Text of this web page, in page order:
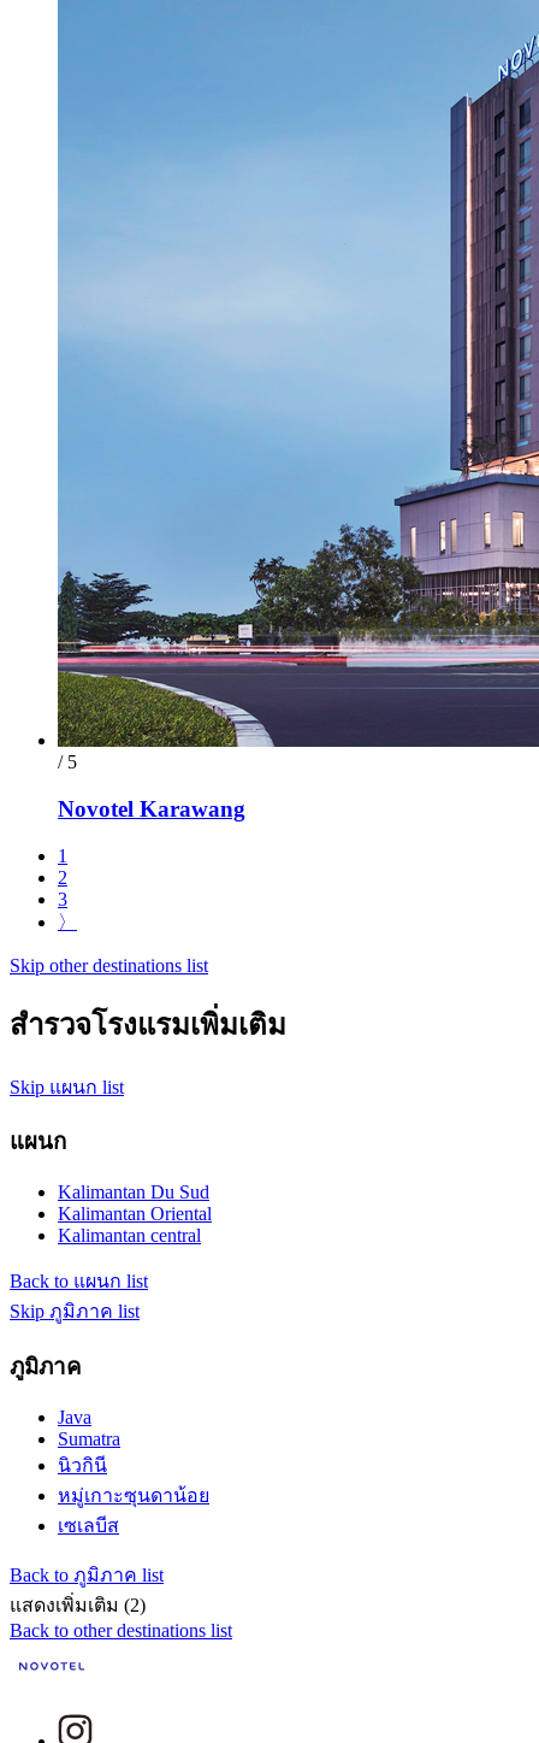
/ 5
Novotel Karawang
1
2
3
〉
Skip other destinations list
สำรวจโรงแรมเพิ่มเติม
Skip แผนก list
แผนก
Kalimantan Du Sud
Kalimantan Oriental
Kalimantan central
Back to แผนก list
Skip ภูมิภาค list
ภูมิภาค
Java
Sumatra
นิวกินี
หมู่เกาะซุนดาน้อย
เซเลบีส
Back to ภูมิภาค list
แสดงเพิ่มเติม (2)
Back to other destinations list